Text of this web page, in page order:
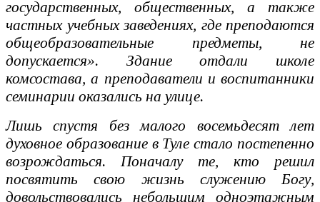
государственных, общественных, а также
частных учебных заведениях, где преподаются
общеобразовательные предметы, не
допускается». Здание отдали школе
комсостава, а преподаватели и воспитанники
семинарии оказались на улице.
Лишь спустя без малого восемьдесят лет
духовное образование в Туле стало постепенно
возрождаться. Поначалу те, кто решил
посвятить свою жизнь служению Богу,
довольствовались небольшим одноэтажным